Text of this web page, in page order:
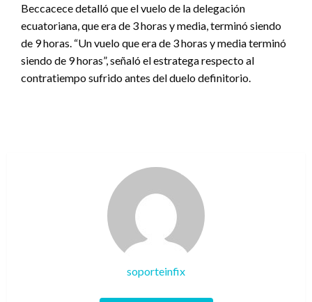
Beccacece detalló que el vuelo de la delegación
ecuatoriana, que era de 3 horas y media, terminó siendo
de 9 horas. “Un vuelo que era de 3 horas y media terminó
siendo de 9 horas”, señaló el estratega respecto al
contratiempo sufrido antes del duelo definitorio.
soporteinfix